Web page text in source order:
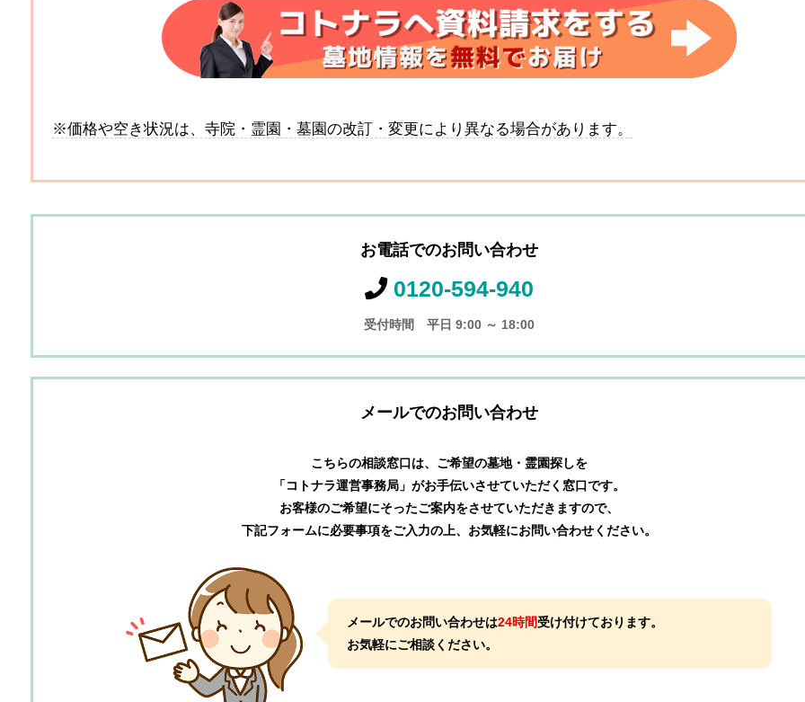
※価格や空き状況は、寺院・霊園・墓園の改訂・変更により異なる場合があります。
お電話でのお問い合わせ
0120-594-940
受付時間 平日 9:00 ～ 18:00
メールでのお問い合わせ
こちらの相談窓口は、ご希望の墓地・霊園探しを
「コトナラ運営事務局」がお手伝いさせていただく窓口です。
お客様のご希望にそったご案内をさせていただきますので、
下記フォームに必要事項をご入力の上、お気軽にお問い合わせください。
メールでのお問い合わせは24時間受け付けております。
お気軽にご相談ください。